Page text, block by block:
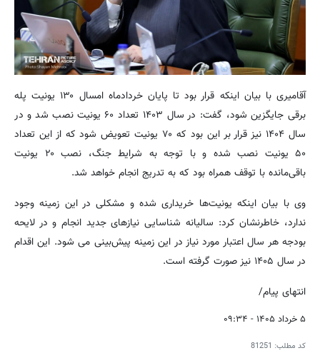
آقامیری با بیان اینکه قرار بود تا پایان خردادماه امسال ۱۳۰ یونیت پله
برقی جایگزین شود، گفت: در سال ۱۴۰۳ تعداد ۶۰ یونیت نصب شد و در
سال ۱۴۰۴ نیز قرار بر این بود که ۷۰ یونیت تعویض شود که از این تعداد
۵۰ یونیت نصب شده و با توجه به شرایط جنگ، نصب ۲۰ یونیت
باقی‌مانده با توقف همراه بود که به تدریج انجام خواهد شد.
وی با بیان اینکه یونیت‌ها خریداری شده و مشکلی در این زمینه وجود
ندارد، خاطرنشان کرد: سالیانه شناسایی نیازهای جدید انجام و در لایحه
بودجه هر سال اعتبار مورد نیاز در این زمینه پیش‌بینی می شود. این اقدام
در سال ۱۴۰۵ نیز صورت گرفته است.
انتهای پیام/
۵ خرداد ۱۴۰۵ - ۰۹:۳۴
کد مطلب: 81251